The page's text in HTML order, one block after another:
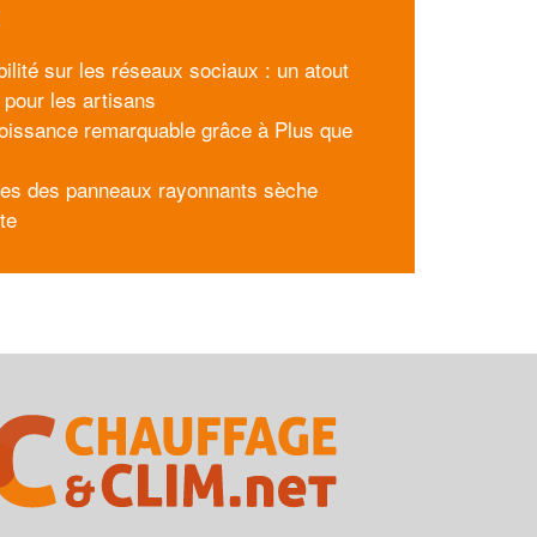
sur les réseaux sociaux : un atout
les artisans
remarquable grâce à Plus que
des panneaux rayonnants sèche